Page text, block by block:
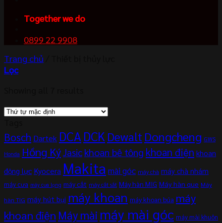
Together we do
0899 22 9908
Trang chủ
Lọc
Bosch Dartek DCA DCK Dewalt Dongcheng GWS
Honda Hồng Ký Jasic khoan bê tông khoan điện khoan
động lực Kyocera Makita mài góc máy chà máy chà nhám
máy cưa máy cưa lọng máy cắt máy cắt sắt Máy hàn MIG Máy hàn que Máy
hàn TIG máy hút bụi máy khoan máy khoan búa máy
khoan điện Máy mài máy mài góc máy mài khuôn